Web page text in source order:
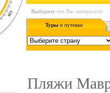
Выберите что Вас интересует:
Туры и путевки
Пляжи